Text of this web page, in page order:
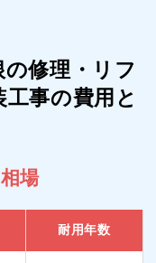
の修理・リフ
事の費用と
場
耐用年数